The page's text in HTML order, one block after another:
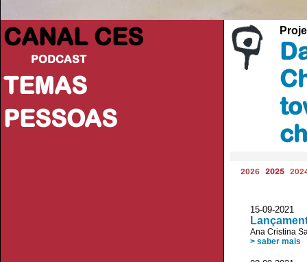
CANAL CES
PODCAST
TEMAS
PESSOAS
2026 2025
15-09-
Ana Cristina
> saber mais